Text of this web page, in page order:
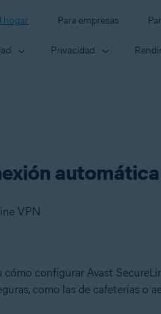
hogar Para empresas
Privacidad
VPN
cómo configurar Avast
como las de cafeterías o